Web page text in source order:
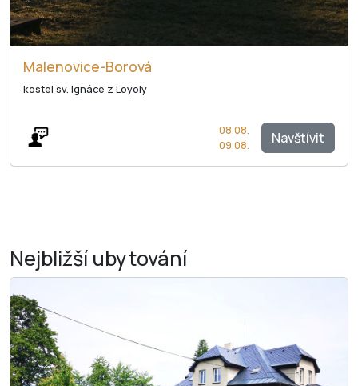
Malenovice-Borová
kostel sv. Ignáce z Loyoly
Navštívit
08.08.
09.08.
Nejbližší ubytování